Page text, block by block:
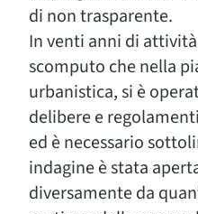
di non trasparente.
In venti anni di
scomputo che nella
urbanistica, si è
delibere e
ed è necessario
indagine è stata
diversamente da